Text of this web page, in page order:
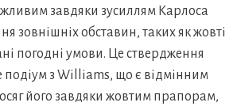
завдяки зусиллям Карлоса
зовнішніх обставин, таких як жовті
погодні умови. Це ствердження
подіум з Williams, що є відмінним
його завдяки жовтим прапорам,